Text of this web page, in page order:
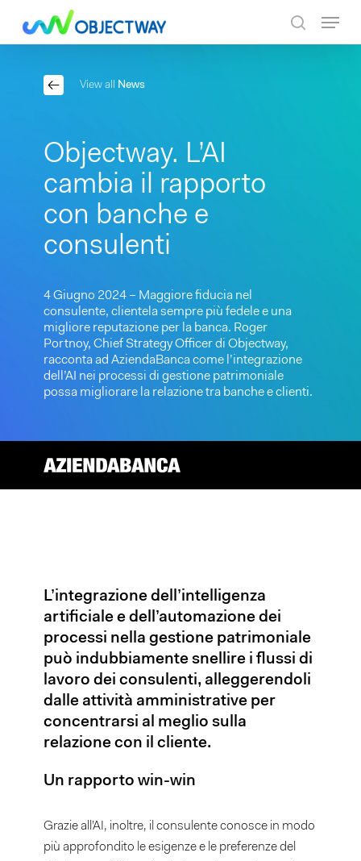
View all News
Objectway. L’AI
cambia il rapporto
con banche e
consulenti
4 Giugno 2024 – Maggiore fiducia nel
consulente, clientela sempre più fedele e una
migliore reputazione per la banca. Roger
Portnoy, Chief Strategy Officer di Objectway,
racconta ad AziendaBanca come l’integrazione
dell’AI nei processi di gestione patrimoniale
possa migliorare la relazione tra banche e clienti.
L’integrazione dell’intelligenza
artificiale e dell’automazione dei
processi nella gestione patrimoniale
può indubbiamente snellire i flussi di
lavoro dei consulenti, alleggerendoli
dalle attività amministrative per
concentrarsi al meglio sulla
relazione con il cliente.
Un rapporto win-win
Grazie all’AI, inoltre, il consulente conosce in modo
più approfondito le esigenze e le preferenze del